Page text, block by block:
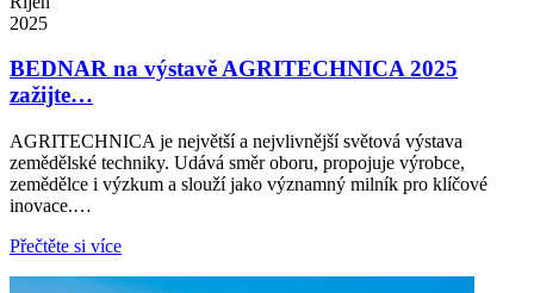
2025
BEDNAR na výstavě AGRITECHNICA 2025
zažijte…
AGRITECHNICA je největší a nejvlivnější světová výstava
zemědělské techniky. Udává směr oboru, propojuje výrobce,
zemědělce i výzkum a slouží jako významný milník pro klíčové
inovace.…
Přečtěte si více